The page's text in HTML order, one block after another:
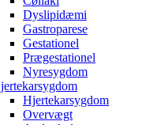
Dyslipidæmi
Gastroparese
Gestationel
Prægestationel
Nyresygdom
Hjertekarsygdom
Overvægt